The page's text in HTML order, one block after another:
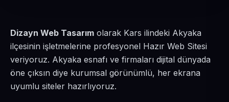
Dizayn Web Tasarım olarak Kars ilindeki Akyaka
ilçesinin işletmelerine profesyonel Hazır Web Sitesi
veriyoruz. Akyaka esnafı ve firmaları dijital dünyada
öne çıksın diye kurumsal görünümlü, her ekrana
uyumlu siteler hazırlıyoruz.